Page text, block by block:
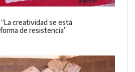
creatividad se está
de resistencia”